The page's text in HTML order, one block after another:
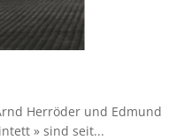
Herröder und Edmund
» sind seit...